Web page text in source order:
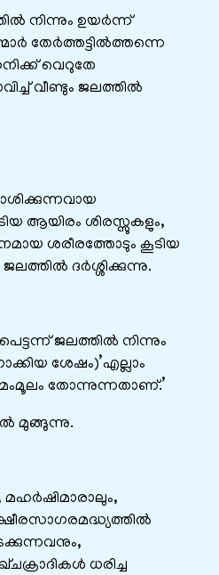
നിന്നും ഉയർന്ന്
തേർത്തട്ടിൽത്തന്നെ
വെറുതേ
വീണ്ടും ജലത്തിൽ
ആയിരം ശിരസ്സുകളും,
ശരീരത്തോടും കൂടിയ
ദർശ്ശിക്കുന്നു.
ജലത്തിൽ നിന്നും
ശേഷം)’എല്ലാം
തോന്നുന്നതാണ്.’
മുങ്ങുന്നു.
ധരിച്ച